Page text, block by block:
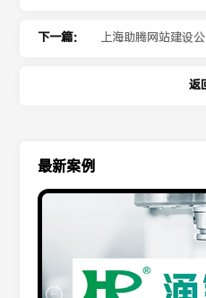
下一篇： 上海助腾网站建设
返
最新案例